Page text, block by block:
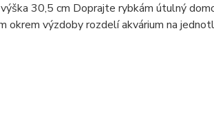
30,5 cm Doprajte rybkám útulný
okrem výzdoby rozdelí akvárium na